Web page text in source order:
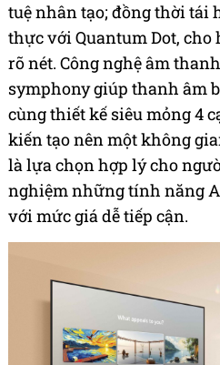
tuệ nhân tạo; đồng thời tái
thực với Quantum Dot,
rõ nét. Công nghệ âm
symphony giúp thanh âm
cùng thiết kế siêu mỏng 4
kiến tạo nên một không
là lựa chọn hợp lý cho
nghiệm những tính năng
với mức giá dễ tiếp cận.